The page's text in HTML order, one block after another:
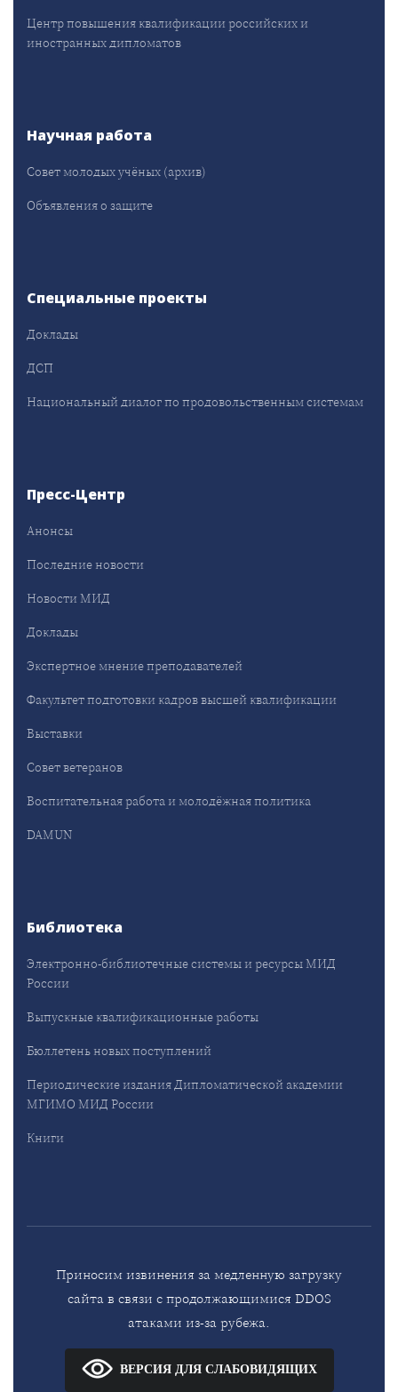
Центр повышения квалификации российских и
иностранных дипломатов
Научная работа
Совет молодых учёных (архив)
Объявления о защите
Специальные проекты
Доклады
ДСП
Национальный диалог по продовольственным системам
Пресс-Центр
Анонсы
Последние новости
Новости МИД
Доклады
Экспертное мнение преподавателей
Факультет подготовки кадров высшей квалификации
Выставки
Совет ветеранов
Воспитательная работа и молодёжная политика
DAMUN
Библиотека
Электронно-библиотечные системы и ресурсы МИД
России
Выпускные квалификационные работы
Бюллетень новых поступлений
Периодические издания Дипломатической академии
МГИМО МИД России
Книги
Приносим извинения за медленную загрузку
сайта в связи с продолжающимися DDOS
атаками из-за рубежа.
ВЕРСИЯ ДЛЯ СЛАБОВИДЯЩИХ